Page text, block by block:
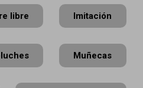
libre Imitación
Muñecas